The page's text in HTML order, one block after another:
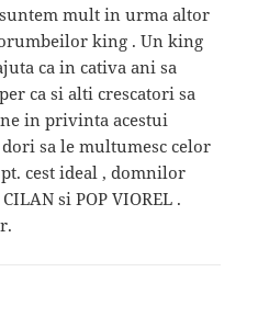
mult in urma altor
king . Un king
ca in cativa ani sa
ca si alti crescatori sa
in privinta acestui
dori sa le multumesc celor
cest ideal , domnilor
si POP VIOREL .